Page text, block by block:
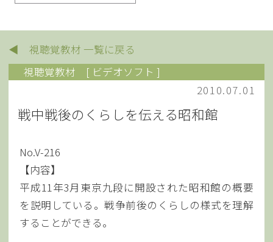
◀ 視聴覚教材 一覧に戻る
視聴覚教材
[ ビデオソフト ]
2010.07.01
戦中戦後のくらしを伝える昭和館
No.V-216
【内容】
平成11年3月東京九段に開設された昭和館の概要
を説明している。戦争前後のくらしの様式を理解
することができる。